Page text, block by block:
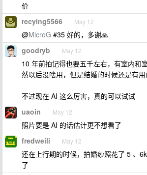
价
recying5566 May 12
@MicroG #35 好的，多谢🙏
goodryb May 12
10 年前拍记得也要五千左右，有室内和
然以后没啥用，但是结婚的时候还是有用
不过现在 AI 这么厉害，真的可以试试
uaoin May 12
照片要是 AI 的话估计更不想看了
fredweili May 12
还在上行期的时候，拍婚纱照花了 5 、
了